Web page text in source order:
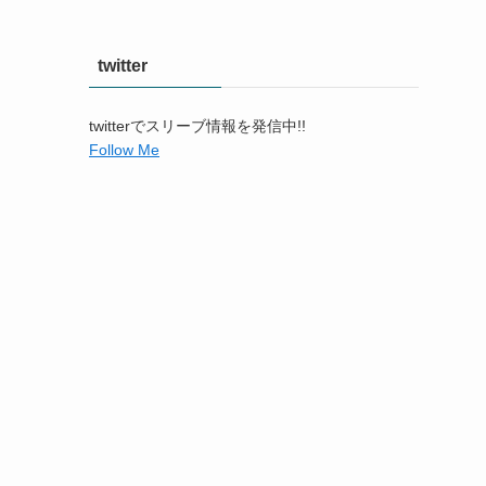
twitter
twitterでスリーブ情報を発信中!!
Follow Me